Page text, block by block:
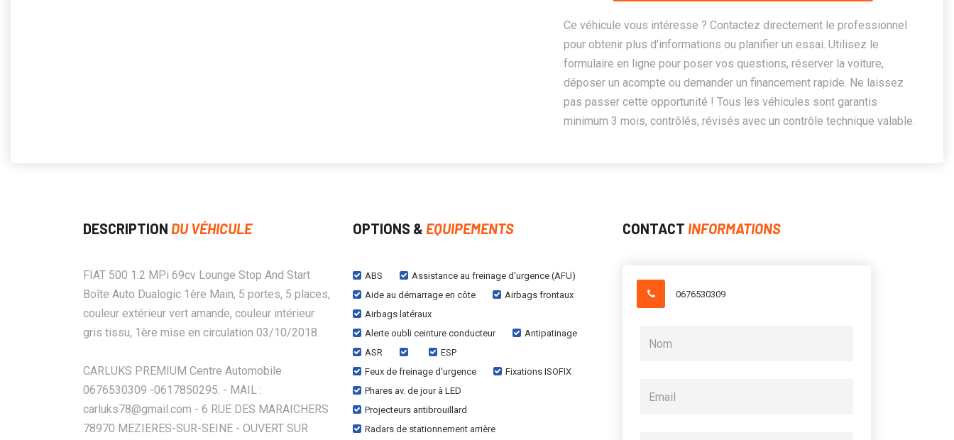
Ce véhicule vous intéresse ? Contactez directement le professionnel
pour obtenir plus d’informations ou planifier un essai. Utilisez le
formulaire en ligne pour poser vos questions, réserver la voiture,
déposer un acompte ou demander un financement rapide. Ne laissez
pas passer cette opportunité ! Tous les véhicules sont garantis
minimum 3 mois, contrôlés, révisés avec un contrôle technique valable.
DESCRIPTION DU VÉHICULE
FIAT 500 1.2 MPi 69cv Lounge Stop And Start
Boîte Auto Dualogic 1ère Main, 5 portes, 5 places,
couleur extérieur vert amande, couleur intérieur
gris tissu, 1ère mise en circulation 03/10/2018.
CARLUKS PREMIUM Centre Automobile
0676530309 -0617850295. - MAIL :
carluks78@gmail.com - 6 RUE DES MARAICHERS
78970 MEZIERES-SUR-SEINE - OUVERT SUR
OPTIONS & EQUIPEMENTS
ABS
Assistance au freinage d'urgence (AFU)
Aide au démarrage en côte
Airbags frontaux
Airbags latéraux
Alerte oubli ceinture conducteur
Antipatinage
ASR
ESP
Feux de freinage d'urgence
Fixations ISOFIX
Phares av. de jour à LED
Projecteurs antibrouillard
Radars de stationnement arrière
CONTACT INFORMATIONS
0676530309